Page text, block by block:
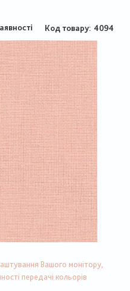
Код товару 4094
Вашого монітору,
передачі кольорів